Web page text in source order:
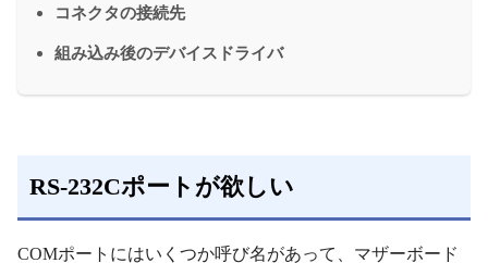
コネクタの接続先
組み込み後のデバイスドライバ
RS-232Cポートが欲しい
COMポートにはいくつか呼び名があって、マザーボード